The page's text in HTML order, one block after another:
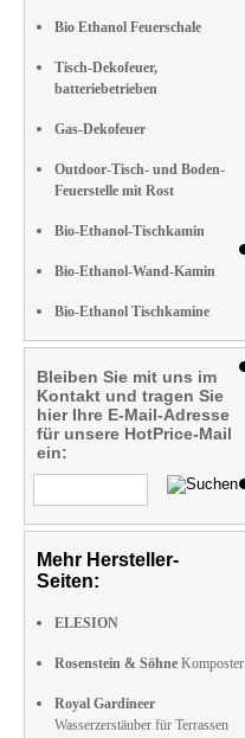
Bio Ethanol Feuerschale
Tisch-Dekofeuer,
batteriebetrieben
Gas-Dekofeuer
Outdoor-Tisch- und Boden-
Feuerstelle mit Rost
Bio-Ethanol-Tischkamin
Bio-Ethanol-Wand-Kamin
Bio-Ethanol Tischkamine
Bleiben Sie mit uns im
Kontakt und tragen Sie
hier Ihre E-Mail-Adresse
für unsere HotPrice-Mail
ein:
Mehr Hersteller-
Seiten:
ELESION
Rosenstein & Söhne Komposter
Royal Gardineer
Wasserzerstäuber für Terrassen